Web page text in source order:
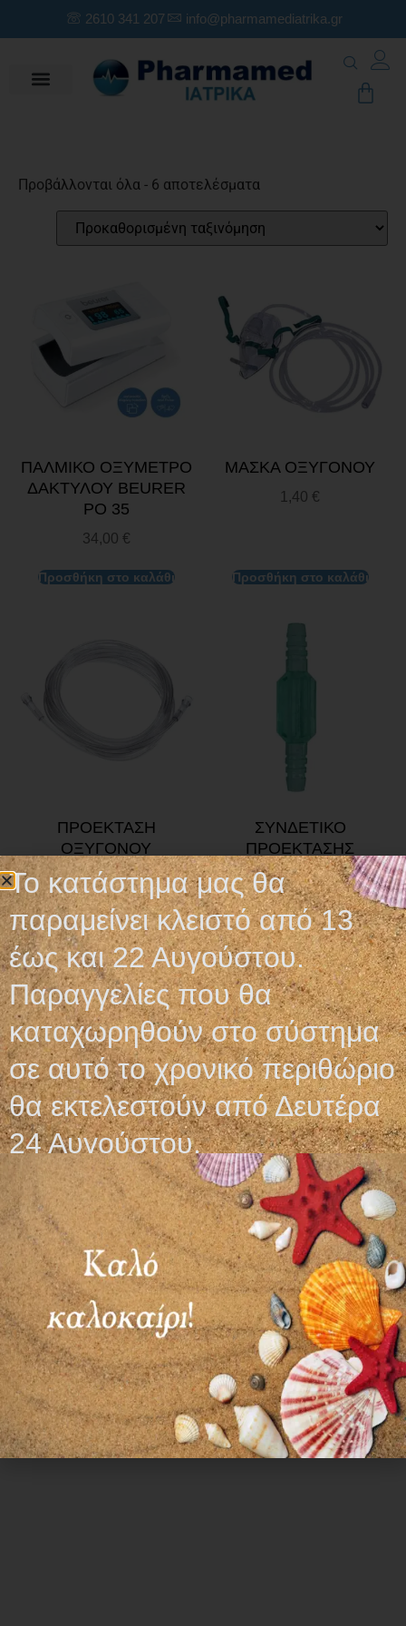
2610 341 207 info@pharmamediatrika.gr
Προβάλλονται όλα - 6 αποτελέσματα
ΠΑΛΜΙΚΟ ΟΞΥΜΕΤΡΟ
ΔΑΚΤΥΛΟΥ BEURER
PO 35
34,00 €
Προσθήκη στο καλάθι
ΜΑΣΚΑ ΟΞΥΓΟΝΟΥ
1,40 €
Προσθήκη στο καλάθι
ΠΡΟΕΚΤΑΣΗ
ΟΞΥΓΟΝΟΥ
2,30€ – 4,80€
Επιλογή
ΣΥΝΔΕΤΙΚΟ
ΠΡΟΕΚΤΑΣΗΣ
ΣΩΛΗΝΑ ΟΞΥΓΟΝΟΥ
1,40€
Προσθήκη στο καλάθι
ΥΓΡΑΝΤΗΡΑΣ
ΣΥΜΠΥΚΝΩΤΗ
ΟΞΥΓΟΝΟΥ
4,80€
Προσθήκη στο καλάθι
ΦΟΡΗΤΗ ΦΙΑΛΗ
ΟΞΥΓΟΝΟΥ
30,50€
Προσθήκη στο καλάθι
Ωράριο λειτουργίας
Το κατάστημα μας θα
παραμείνει κλειστό από 13
έως και 22 Αυγούστου.
Παραγγελίες που θα
καταχωρηθούν στο σύστημα
σε αυτό το χρονικό περιθώριο
θα εκτελεστούν από Δευτέρα
24 Αυγούστου.